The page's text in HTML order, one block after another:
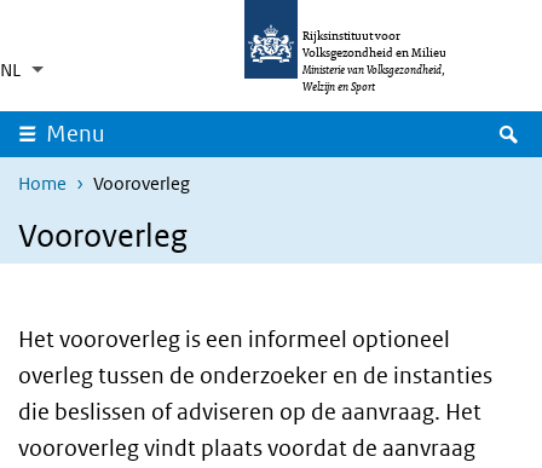
Overslaan en naar de inhoud gaan
Rijksinstituut voor
Volksgezondheid en Milieu
Ministerie van Volksgezondheid,
Welzijn en Sport
NL Taalkeuze
Aanvullende acties weergeven
Ingeklapt
Menu
Home Vooroverleg
Vooroverleg
Het vooroverleg is een informeel optioneel
overleg tussen de onderzoeker en de instanties
die beslissen of adviseren op de aanvraag. Het
vooroverleg vindt plaats voordat de aanvraag